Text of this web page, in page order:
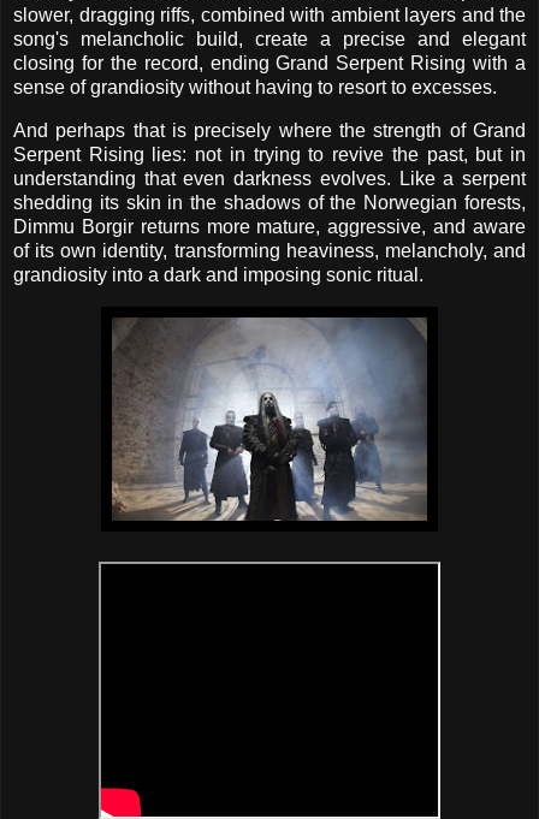
slower, dragging riffs, combined with ambient layers and the
song's melancholic build, create a precise and elegant
closing for the record, ending Grand Serpent Rising with a
sense of grandiosity without having to resort to excesses.
And perhaps that is precisely where the strength of Grand
Serpent Rising lies: not in trying to revive the past, but in
understanding that even darkness evolves. Like a serpent
shedding its skin in the shadows of the Norwegian forests,
Dimmu Borgir returns more mature, aggressive, and aware
of its own identity, transforming heaviness, melancholy, and
grandiosity into a dark and imposing sonic ritual.